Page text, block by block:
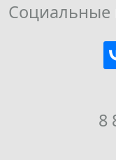
8
Социальные